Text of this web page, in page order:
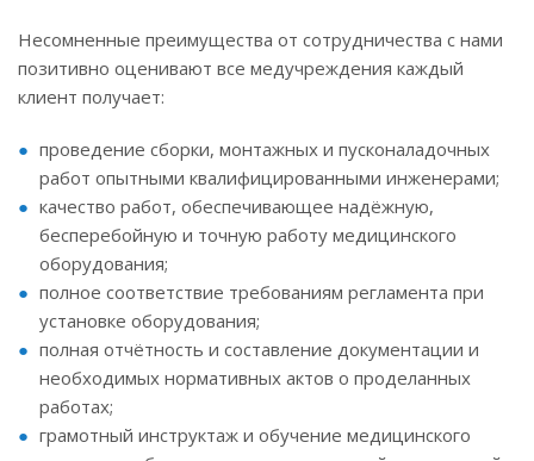
Несомненные преимущества от сотрудничества с нами
позитивно оценивают все медучреждения каждый
клиент получает:
проведение сборки, монтажных и пусконаладочных
работ опытными квалифицированными инженерами;
качество работ, обеспечивающее надёжную,
бесперебойную и точную работу медицинского
оборудования;
полное соответствие требованиям регламента при
установке оборудования;
полная отчётность и составление документации и
необходимых нормативных актов о проделанных
работах;
грамотный инструктаж и обучение медицинского